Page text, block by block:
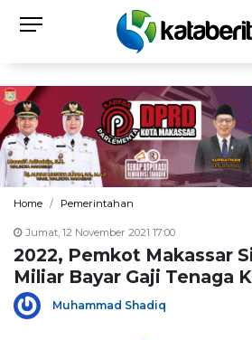
Home Pemerintahan
Jumat, 12 November 2021 17:00
2022, Pemkot Makassar
Miliar Bayar Gaji Tenaga
Muhammad Shadiq